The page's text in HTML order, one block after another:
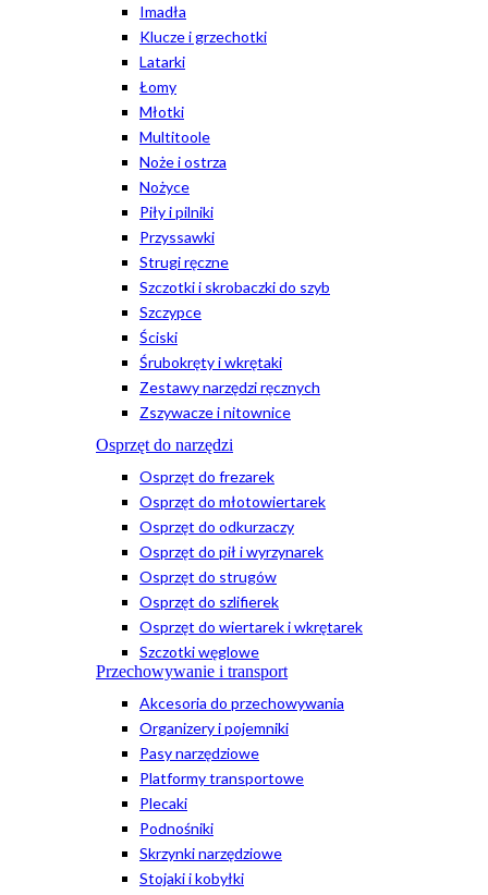
Imadła
Klucze i grzechotki
Latarki
Łomy
Młotki
Multitoole
Noże i ostrza
Nożyce
Piły i pilniki
Przyssawki
Strugi ręczne
Szczotki i skrobaczki do szyb
Szczypce
Ściski
Śrubokręty i wkrętaki
Zestawy narzędzi ręcznych
Zszywacze i nitownice
Osprzęt do narzędzi
Osprzęt do frezarek
Osprzęt do młotowiertarek
Osprzęt do odkurzaczy
Osprzęt do pił i wyrzynarek
Osprzęt do strugów
Osprzęt do szlifierek
Osprzęt do wiertarek i wkrętarek
Szczotki węglowe
Przechowywanie i transport
Akcesoria do przechowywania
Organizery i pojemniki
Pasy narzędziowe
Platformy transportowe
Plecaki
Podnośniki
Skrzynki narzędziowe
Stojaki i kobyłki